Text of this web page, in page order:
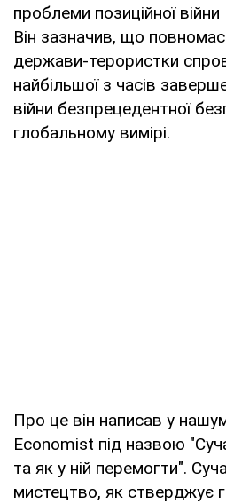
проблеми позиційної
Він зазначив, що
держави-терористки
найбільшої з часів
війни безпрецедентної
глобальному вимірі.
Про це він написав у
Economist під назвою
та як у ній перемогти".
мистецтво, як стверджує